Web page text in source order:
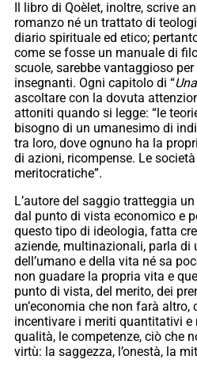
Il libro di Qoèlet, inoltre, scrive
romanzo né un trattato di
diario spirituale ed etico;
come se fosse un manuale di
scuole, sarebbe vantaggioso
insegnanti. Ogni capitolo di “
ascoltare con la dovuta
attoniti quando si legge: “le
bisogno di un umanesimo di
tra loro, dove ognuno ha la
di azioni, ricompense. Le
meritocratiche”.
L’autore del saggio tratteggia
dal punto di vista economico e
questo tipo di ideologia, fatta
aziende, multinazionali, parla di
dell’umano e della vita né sa
non guadare la propria vita e
punto di vista, del merito, dei
un’economia che non farà altro,
incentivare i meriti quantitativi
qualità, le competenze, ciò che
virtù: la saggezza, l’onestà, la